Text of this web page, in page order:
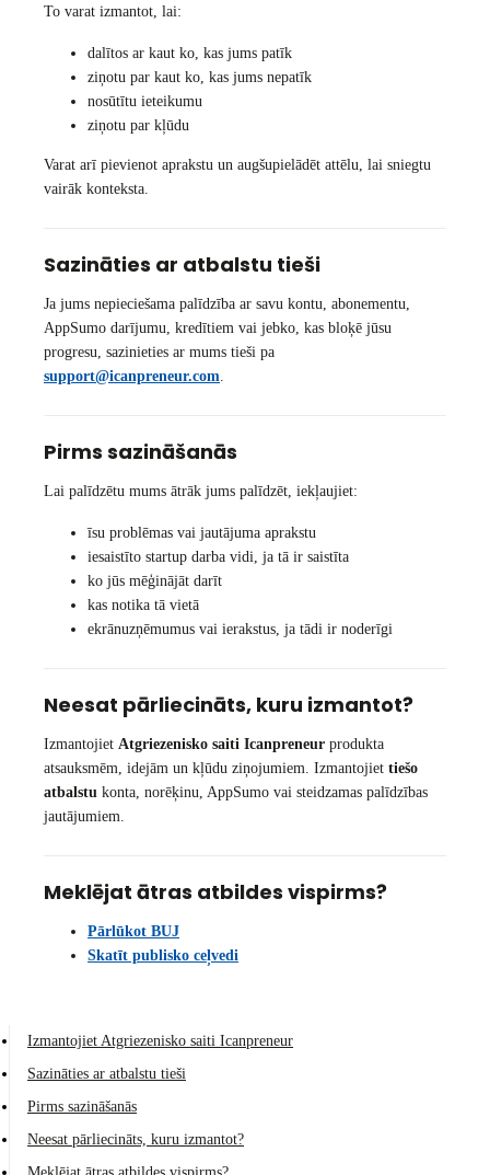
To varat izmantot, lai:
dalītos ar kaut ko, kas jums patīk
ziņotu par kaut ko, kas jums nepatīk
nosūtītu ieteikumu
ziņotu par kļūdu
Varat arī pievienot aprakstu un augšupielādēt attēlu, lai sniegtu
vairāk konteksta.
Sazināties ar atbalstu tieši
Ja jums nepieciešama palīdzība ar savu kontu, abonementu,
AppSumo darījumu, kredītiem vai jebko, kas bloķē jūsu
progresu, sazinieties ar mums tieši pa
support@icanpreneur.com
Pirms sazināšanās
Lai palīdzētu mums ātrāk jums palīdzēt, iekļaujiet:
īsu problēmas vai jautājuma aprakstu
iesaistīto startup darba vidi, ja tā ir saistīta
ko jūs mēģinājāt darīt
kas notika tā vietā
ekrānuzņēmumus vai ierakstus, ja tādi ir noderīgi
Neesat pārliecināts, kuru izmantot?
Izmantojiet Atgriezenisko saiti Icanpreneur produkta
atsauksmēm, idejām un kļūdu ziņojumiem. Izmantojiet tiešo
atbalstu konta, norēķinu, AppSumo vai steidzamas palīdzības
jautājumiem.
Meklējat ātras atbildes vispirms?
Pārlūkot BUJ
Skatīt publisko ceļvedi
Izmantojiet Atgriezenisko saiti Icanpreneur
Sazināties ar atbalstu tieši
Pirms sazināšanās
Neesat pārliecināts, kuru izmantot?